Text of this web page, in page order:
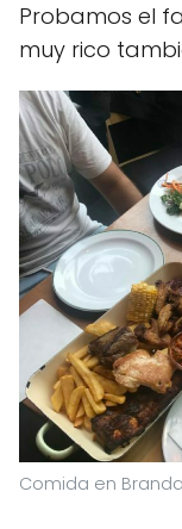
Probamos el
muy rico
Comida en